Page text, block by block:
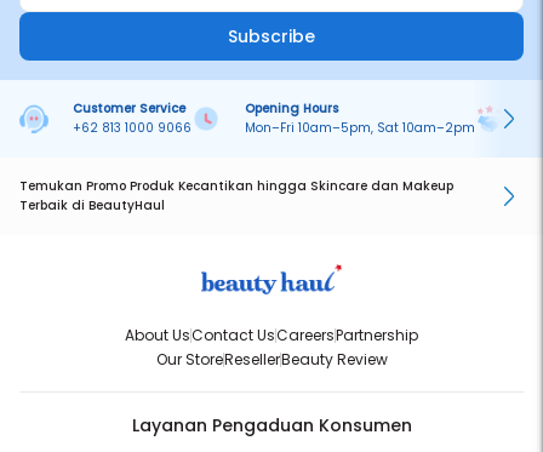
Subscribe
Customer Service
+62 813 1000 9066
Opening Hours
Mon–Fri 10am–5pm, Sat 10am–2pm
Temukan Promo Produk Kecantikan hingga Skincare dan Makeup
Terbaik di BeautyHaul
About UsContact UsCareersPartnership
Our StoreResellerBeauty Review
Layanan Pengaduan Konsumen